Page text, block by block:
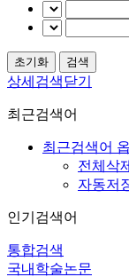
상세검색닫기
최근검색어
최근검색어
전체삭제
자동저
인기검색어
통합검색
국내학술논문